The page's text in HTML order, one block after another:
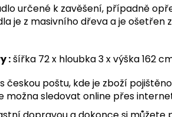
určené k zavěšení, případně
je z masivního dřeva a je ošetřen
:šířka 72 x hloubka 3 x výška 162
poštu, kde je zboží
možna sledovat online přes